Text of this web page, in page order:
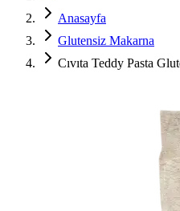
Anasayfa
Glutensiz Makarna
Cıvıta Teddy Pasta